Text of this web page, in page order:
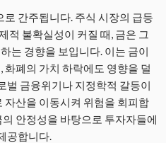
로 간주됩니다. 주식 시장의 급등
적 불확실성이 커질 때, 금은 그
는 경향을 보입니다. 이는 금이
폐의 가치 하락에도 영향을 덜
벌 금융위기나 지정학적 갈등이
자산을 이동시켜 위험을 회피합
안정성을 바탕으로 투자자들에
공합니다.